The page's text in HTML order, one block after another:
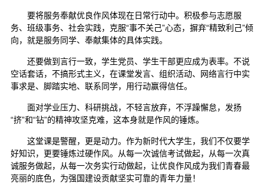
要将服务奉献优良作风体现在日常行动中。积极参与志愿服
务、班级事务、社会实践，克服“事不关己”心态，摒弃“精致利己”倾
向，就是服务同学、奉献集体的具体实践。
还要做到言行一致，学生党员、学生干部更应成为表率。不说
空话套话，不搞形式主义，在课堂发言、组织活动、网络言行中实
事求是、脚踏实地、联系同学，用行动赢得信任。
面对学业压力、科研挑战，不轻言放弃，不浮躁懈怠，发扬
“挤”和“钻”的精神攻坚克难，这本身就是作风的锤炼。
这堂课是警醒，更是动力。作为新时代大学生，我们不仅要学
好知识，更要锤炼过硬作风。从每一次诚信考试做起，从每一次真
诚服务做起，从每一次务实行动做起，让优良作风成为我们青春最
亮丽的底色，为强国建设贡献坚实可靠的青年力量！